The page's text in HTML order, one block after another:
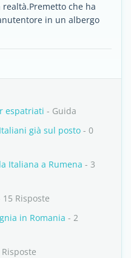
che ha
in un albergo
espatriati - Guida
già sul posto - 0
Italiana a Rumena - 3
15 Risposte
in Romania - 2